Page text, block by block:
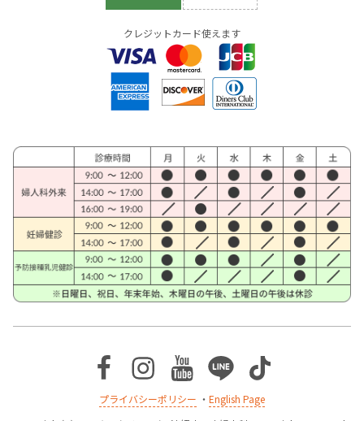
クレジットカード使えます
Facebook
Instagram
Youtube
LineTikTok
プライバシーポリシー ・ English Page